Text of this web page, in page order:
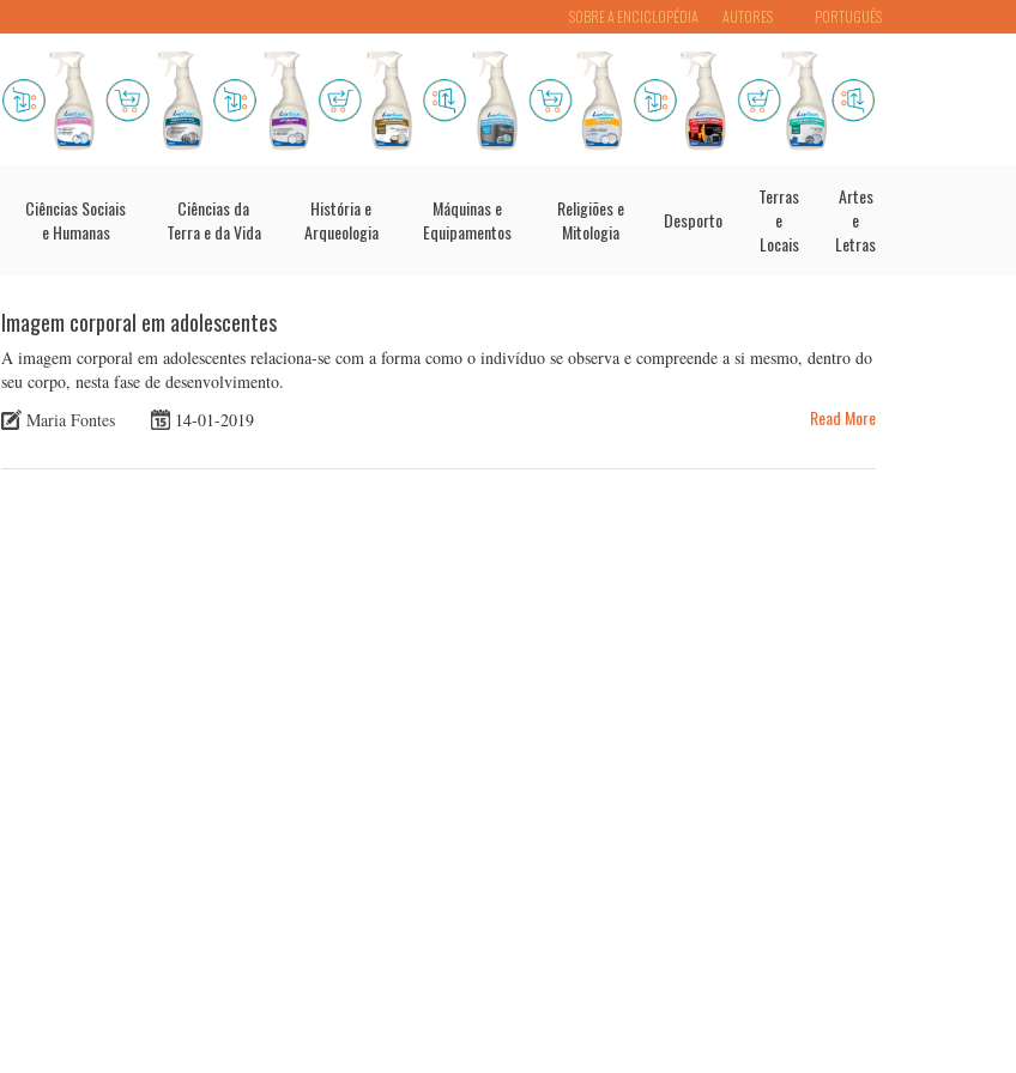
PORTUGUÊS
SOBRE A ENCICLOPÉDIA AUTORES
Ciências Sociais
e Humanas
Ciências da
Terra e da Vida
História e
Arqueologia
Máquinas e
Equipamentos
Religiões e
Mitologia
Desporto
Terras
e
Locais
Artes
e
Letras
Imagem corporal em adolescentes
A imagem corporal em adolescentes relaciona-se com a forma como o indivíduo se observa e compreende a si mesmo, dentro do
seu corpo, nesta fase de desenvolvimento.
Maria Fontes
14-01-2019 Read More